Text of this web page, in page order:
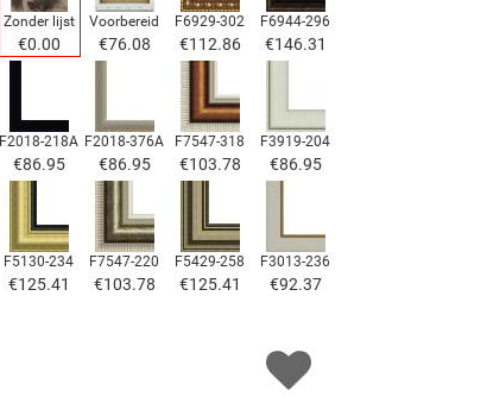
Zonder lijst
€0.00
Voorbereid
€76.08
F6929-302
€112.86
F6944-296
€146.31
F2018-218A
€86.95
F2018-376A
€86.95
F7547-318
€103.78
F3919-204
€86.95
F5130-234
€125.41
F7547-220
€103.78
F5429-258
€125.41
F3013-236
€92.37
F7034-298